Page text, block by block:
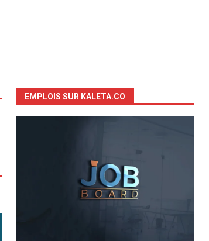
EMPLOIS SUR KALETA.CO